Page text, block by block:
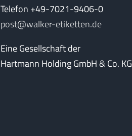
Telefon +49-7021-9406-0
post@walker-etiketten.de
Eine Gesellschaft der
Hartmann Holding GmbH & Co. KG